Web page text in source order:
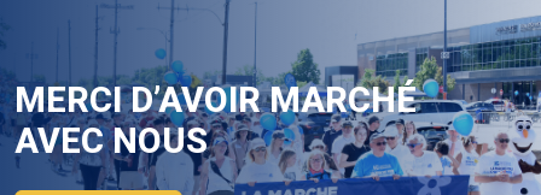
MERCI D’AVOIR MARCHÉ
AVEC NOUS